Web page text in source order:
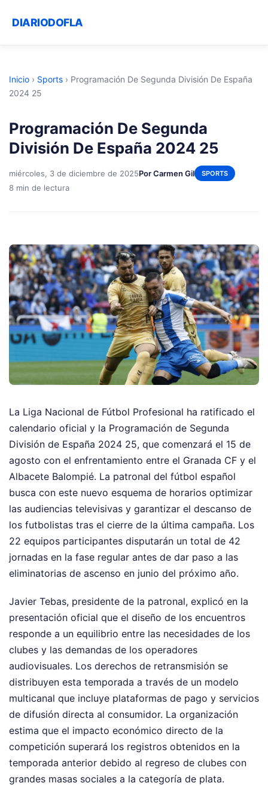
DIARIODOFLA
Inicio › Sports › Programación De Segunda División De España
2024 25
Programación De Segunda
División De España 2024 25
miércoles, 3 de diciembre de 2025Por Carmen Gil SPORTS
8 min de lectura
La Liga Nacional de Fútbol Profesional ha ratificado el
calendario oficial y la Programación de Segunda
División de España 2024 25, que comenzará el 15 de
agosto con el enfrentamiento entre el Granada CF y el
Albacete Balompié. La patronal del fútbol español
busca con este nuevo esquema de horarios optimizar
las audiencias televisivas y garantizar el descanso de
los futbolistas tras el cierre de la última campaña. Los
22 equipos participantes disputarán un total de 42
jornadas en la fase regular antes de dar paso a las
eliminatorias de ascenso en junio del próximo año.
Javier Tebas, presidente de la patronal, explicó en la
presentación oficial que el diseño de los encuentros
responde a un equilibrio entre las necesidades de los
clubes y las demandas de los operadores
audiovisuales. Los derechos de retransmisión se
distribuyen esta temporada a través de un modelo
multicanal que incluye plataformas de pago y servicios
de difusión directa al consumidor. La organización
estima que el impacto económico directo de la
competición superará los registros obtenidos en la
temporada anterior debido al regreso de clubes con
grandes masas sociales a la categoría de plata.